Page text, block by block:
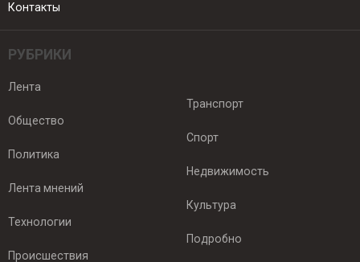
Контакты
РУБРИКИ
Лента
Общество
Политика
Лента мнений
Технологии
Происшествия
Транспорт
Спорт
Недвижимость
Культура
Подробно